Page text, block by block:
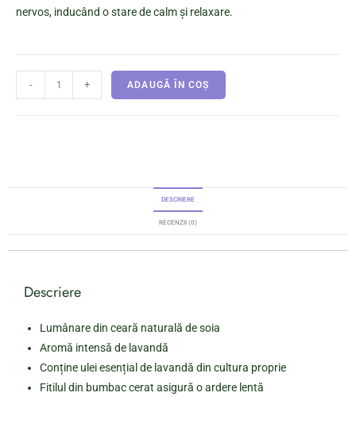
nervos, inducând o stare de calm și relaxare.
- + ADAUGĂ ÎN COȘ
DESCRIERE
RECENZII (0)
Descriere
Lumânare din ceară naturală de soia
Aromă intensă de lavandă
Conține ulei esențial de lavandă din cultura proprie
Fitilul din bumbac cerat asigură o ardere lentă